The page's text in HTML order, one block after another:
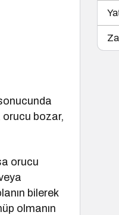
orucu bozar,
orucu
bilerek
olmanın